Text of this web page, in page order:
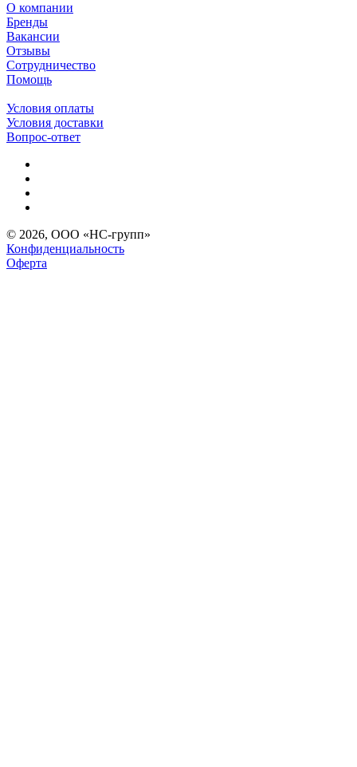
О компании
Бренды
Вакансии
Отзывы
Сотрудничество
Помощь
Условия оплаты
Условия доставки
Вопрос-ответ
© 2026, ООО «НС-групп»
Конфиденциальность
Оферта